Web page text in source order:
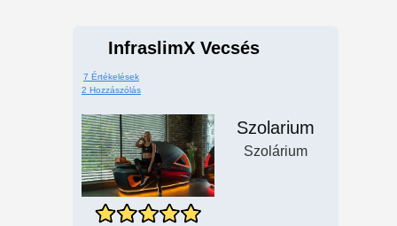
InfraslimX Vecsés
7 Értékelések
2 Hozzászólás
Szolarium
Szolárium